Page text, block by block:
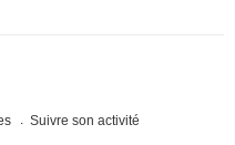
Suivre son activité